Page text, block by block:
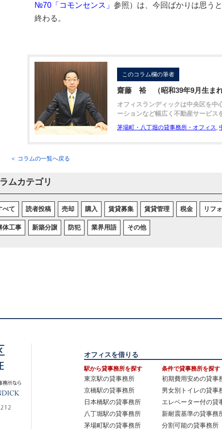
№70「コモンセンス」 参照）は、今回ばかりは思う
終わる。
このコラム欄の筆者
齋藤 裕 （昭和39年9月生ま
オフィスランディックは中央区を中
ーションなど幅広く不動産サービス
茅場町・八丁堀の貸事務所・オフィス
＜ コラムの一覧へ戻る
ムカテゴリ
べて 読者投稿 売却 購入 賃貸募集 賃貸管理 税金 リフ
体工事 新築分譲 防犯 業界用語 その他
オフィスを借りる
駅から貸事務所を探す
東京駅の貸事務所
京橋駅の貸事務所
日本橋駅の貸事務所
八丁堀駅の貸事務所
茅場町駅の貸事務所
条件で貸事務所を探す
初期費用安めの貸事
男女別トイレの貸事
エレベーター付の貸
新耐震基準の貸事務
分割可能の貸事務所